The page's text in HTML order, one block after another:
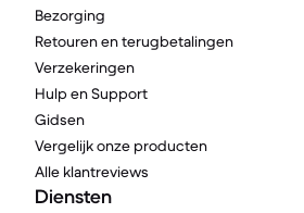
Bezorging
Retouren en terugbetalingen
Verzekeringen
Hulp en Support
Gidsen
Vergelijk onze producten
Alle klantreviews
Diensten